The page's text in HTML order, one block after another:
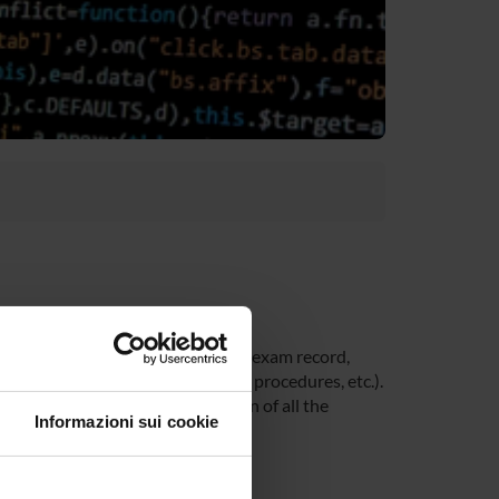
Informazioni sui cookie
at the University (Student’s exam record,
office forms, administrative procedures, etc.).
be able to receive notification of all the
app.